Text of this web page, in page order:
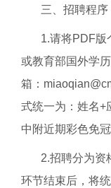
三、招聘程序
1.请将PDF版
或教育部国外学
箱：
式统一为：姓名+
中附近期彩色免冠
2.招聘分为资
环节结束后，将